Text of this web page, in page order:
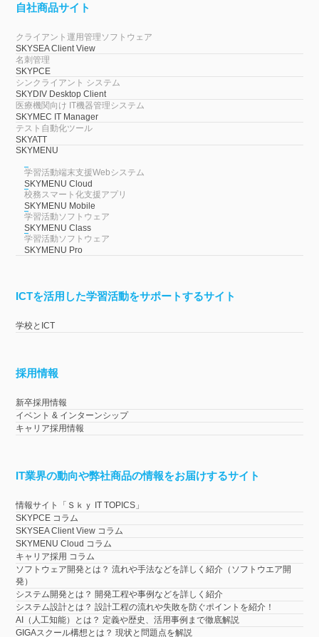
自社商品サイト
クライアント運用管理ソフトウェア
SKYSEA Client View
名刺管理
SKYPCE
シンクライアント システム
SKYDIV Desktop Client
医療機関向け IT機器管理システム
SKYMEC IT Manager
テスト自動化ツール
SKYATT
SKYMENU
学習活動端末支援Webシステム
SKYMENU Cloud
校務スマート化支援アプリ
SKYMENU Mobile
学習活動ソフトウェア
SKYMENU Class
学習活動ソフトウェア
SKYMENU Pro
ICTを活用した学習活動をサポートするサイト
学校とICT
採用情報
新卒採用情報
イベント & インターンシップ
キャリア採用情報
IT業界の動向や弊社商品の情報をお届けするサイト
情報サイト「Ｓｋｙ IT TOPICS」
SKYPCE コラム
SKYSEA Client View コラム
SKYMENU Cloud コラム
キャリア採用 コラム
ソフトウェア開発とは？ 流れや手法などを詳しく紹介（ソフトウエア開
発）
システム開発とは？ 開発工程や事例などを詳しく紹介
システム設計とは？ 設計工程の流れや失敗を防ぐポイントを紹介！
AI（人工知能）とは？ 定義や歴史、活用事例まで徹底解説
GIGAスクール構想とは？ 現状と問題点を解説